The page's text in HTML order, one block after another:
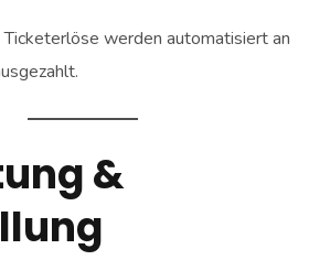
werden automatisiert an
&